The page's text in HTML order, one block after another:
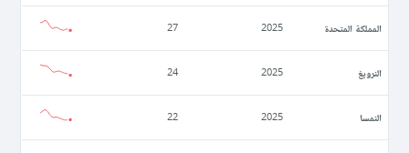
المملكة المتحدة 2025
27
النرويغ 2025
24
النمسا 2025
22